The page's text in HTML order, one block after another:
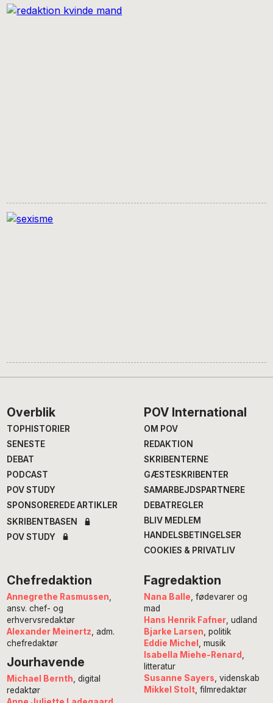
Footer
Overblik
TOPHISTORIER
SENESTE
DEBAT
PODCAST
POV STUDY
SPONSOREREDE ARTIKLER
SKRIBENTBASEN
POV STUDY
POV International
OM POV
REDAKTION
SKRIBENTERNE
GÆSTESKRIBENTER
SAMARBEJDSPARTNERE
DEBATREGLER
BLIV MEDLEM
HANDELSBETINGELSER
COOKIES & PRIVATLIV
Chefredaktion
Annegrethe Rasmussen
ansv. chef- og
erhvervsredaktør
Alexander Meinertz , adm.
chefredaktør
Jourhavende
Michael Bernth , digital
redaktør
Fagredaktion
Nana Balle , fødevarer og
mad
Hans Henrik Fafner, udland
Bjarke Larsen , politik
Eddie Michel
, musik
Isabella Miehe-Renard
litteratur
Susanne Sayers , videnskab
Mikkel Stolt, filmredaktør